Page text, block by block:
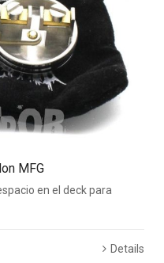
MFG
en el deck para
Details